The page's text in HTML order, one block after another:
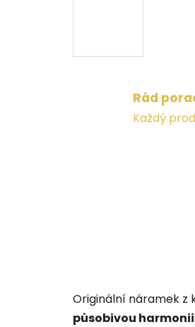
Rád
Každý
Originální náramek z
působivou